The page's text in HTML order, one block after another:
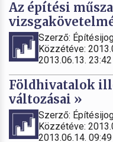
Az építési
Szerző:
Közzétéve:
2013.06.13. 23:42
Földhivatalok
változásai »
Szerző:
Közzétéve:
2013.06.14. 09:49